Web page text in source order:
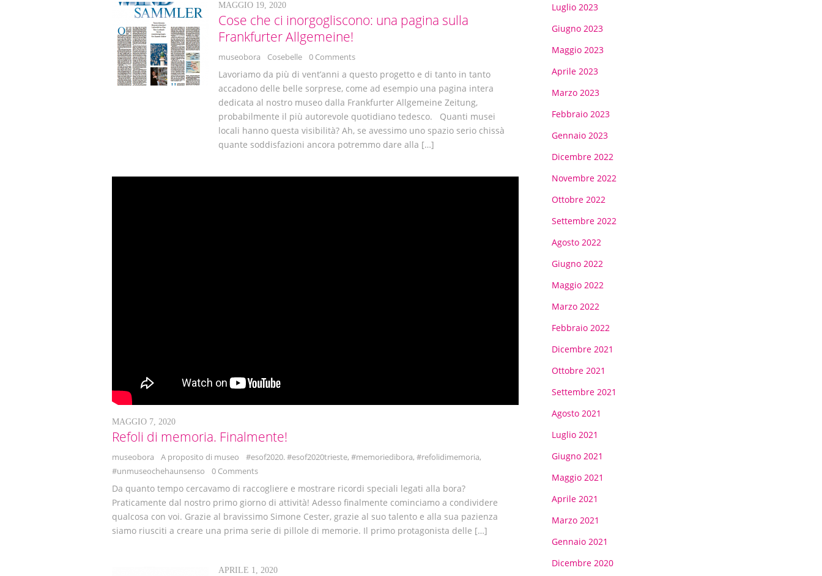
MAGGIO 19, 2020
Cose che ci inorgogliscono: una pagina sulla
Frankfurter Allgemeine!
museobora Cosebelle 0 Comments
Lavoriamo da più di vent’anni a questo progetto e di tanto in tanto
accadono delle belle sorprese, come ad esempio una pagina intera
dedicata al nostro museo dalla Frankfurter Allgemeine Zeitung,
probabilmente il più autorevole quotidiano tedesco. Quanti musei
locali hanno questa visibilità? Ah, se avessimo uno spazio serio chissà
quante soddisfazioni ancora potremmo dare alla […]
MAGGIO 7, 2020
Refoli di memoria. Finalmente!
museobora A proposito di museo #esof2020. #esof2020trieste, #memoriedibora, #refolidimemoria,
#unmuseochehaunsenso
0 Comments
Da quanto tempo cercavamo di raccogliere e mostrare ricordi speciali legati alla bora?
Praticamente dal nostro primo giorno di attività! Adesso finalmente cominciamo a condividere
qualcosa con voi. Grazie al bravissimo Simone Cester, grazie al suo talento e alla sua pazienza
siamo riusciti a creare una prima serie di pillole di memorie. Il primo protagonista delle […]
APRILE 1, 2020
Luglio 2023
Giugno 2023
Maggio 2023
Aprile 2023
Marzo 2023
Febbraio 2023
Gennaio 2023
Dicembre 2022
Novembre 2022
Ottobre 2022
Settembre 2022
Agosto 2022
Giugno 2022
Maggio 2022
Marzo 2022
Febbraio 2022
Dicembre 2021
Ottobre 2021
Settembre 2021
Agosto 2021
Luglio 2021
Giugno 2021
Maggio 2021
Aprile 2021
Marzo 2021
Gennaio 2021
Dicembre 2020